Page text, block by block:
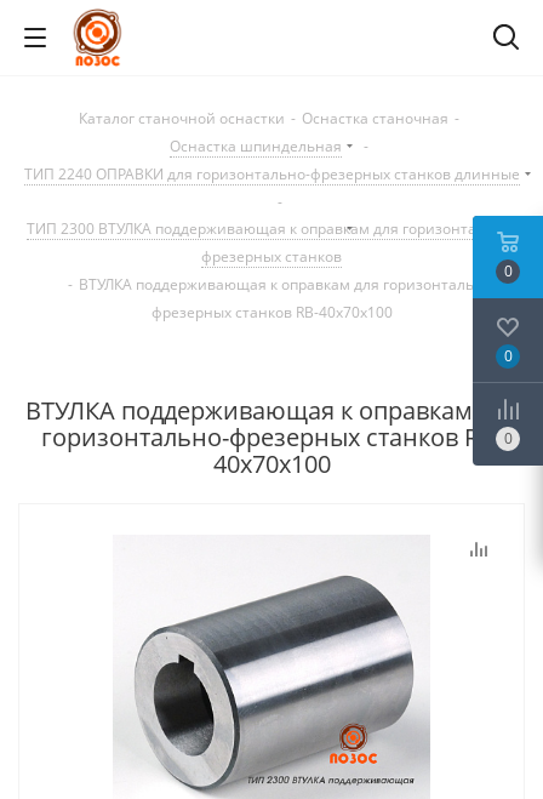
Каталог станочной оснастки - Оснастка станочная -
Оснастка шпиндельная
-
ТИП 2240 ОПРАВКИ для горизонтально-фрезерных станков длинные
-
ТИП 2300 ВТУЛКА поддерживающая к оправкам для горизонтально-
фрезерных станков
- ВТУЛКА поддерживающая к оправкам для горизонтально-
фрезерных станков RB-40x70x100
ВТУЛКА поддерживающая к оправкам для
горизонтально-фрезерных станков RB-
40x70x100
0
0
0